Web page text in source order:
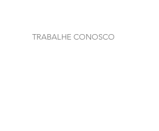
TRABALHE CONOSCO